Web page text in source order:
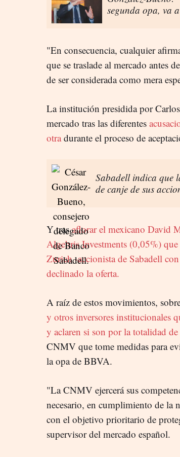
segunda opa, va
"En consecuencia, cualquier
que se traslade al mercado antes
de ser considerada como mera
La institución presidida por
mercado tras las diferentes
otradurante el proceso de
Sabadell indica que
de canje de sus
Y trasaflorar el mexicano David
Algebris Investments (0,05%)
Zurich -accionista de Sabadell
declinado la oferta.
A raíz de estos movimientos,
y otros inversores institucionales
y aclaren si son por la totalidad
CNMV que tome medidas para
la opa de BBVA.
"La CNMV ejercerá sus
necesario, en cumplimiento de la
con el objetivo prioritario de
supervisor del mercado español.